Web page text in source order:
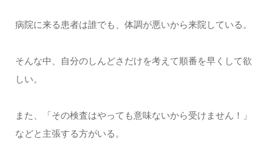
病院に来る患者は誰でも、体調が悪いから来院している。
そんな中、自分のしんどさだけを考えて順番を早くして欲
しい。
また、「その検査はやっても意味ないから受けません！」
などと主張する方がいる。